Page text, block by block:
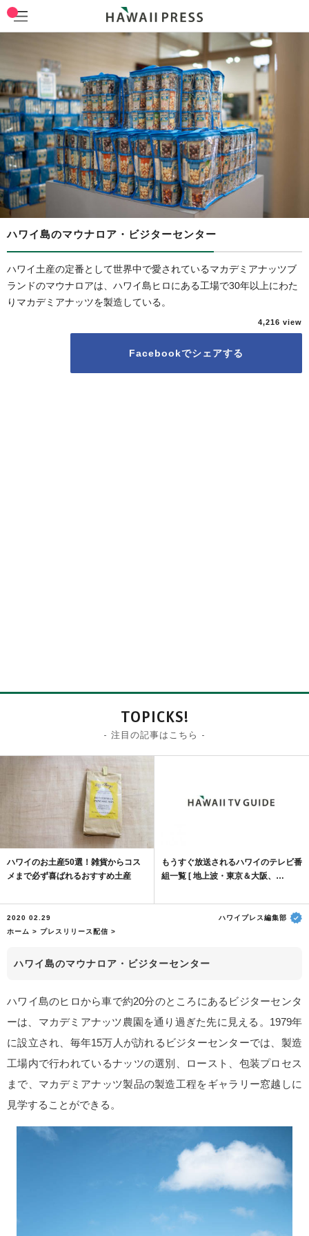
ハワイ島のマウナロア・ビジターセンター
ハワイ土産の定番として世界中で愛されているマカデミアナッツブ
ランドのマウナロアは、ハワイ島ヒロにある工場で30年以上にわた
りマカデミアナッツを製造している。
4,216
Facebookでシェアする
TOPICKS!
- 注目の記事はこちら -
ハワイのお土産50選！雑貨からコス
メまで必ず喜ばれるおすすめ土産
もうすぐ放送されるハワイのテレビ番
組一覧 [ 地上波・東京＆大阪、…
2020 02.29
ハワイプレス編集部
ホーム > プレスリリース配信 >
ハワイ島のマウナロア・ビジターセンター
ハワイ島のヒロから車で約20分のところにあるビジターセンタ
ーは、マカデミアナッツ農園を通り過ぎた先に見える。1979年
に設立され、毎年15万人が訪れるビジターセンターでは、製造
工場内で行われているナッツの選別、ロースト、包装プロセス
まで、マカデミアナッツ製品の製造工程をギャラリー窓越しに
見学することができる。